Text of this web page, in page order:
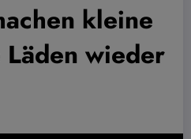
kleine
wieder